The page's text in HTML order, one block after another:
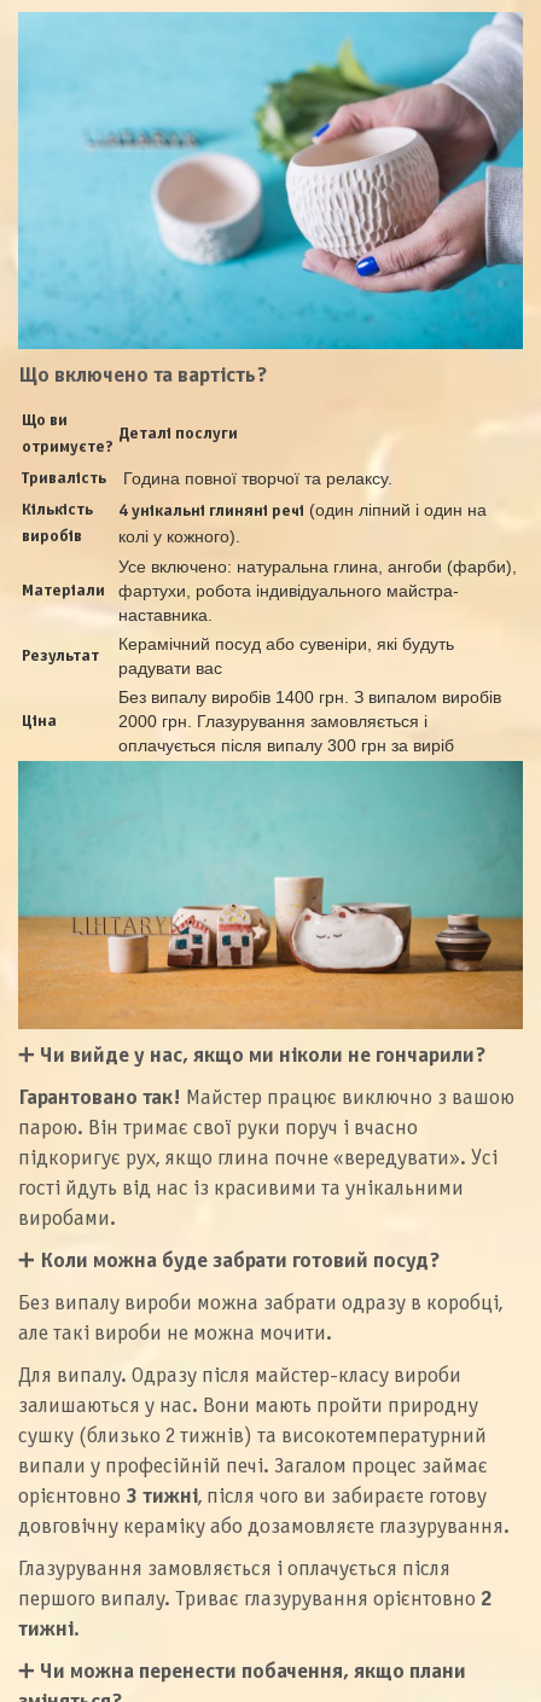
Що включено та вартість?
Що ви
отримуєте?
Деталі послуги
Тривалість Година повної творчої та релаксу.
Кількість
виробів
4 унікальні глиняні речі (один ліпний і один на
колі у кожного).
Матеріали
Усе включено: натуральна глина, ангоби (фарби),
фартухи, робота індивідуального майстра-
наставника.
Результат
Керамічний посуд або сувеніри, які будуть
радувати вас
Ціна
Без випалу виробів 1400 грн. З випалом виробів
2000 грн. Глазурування замовляється і
оплачується після випалу 300 грн за виріб
➕ Чи вийде у нас, якщо ми ніколи не гончарили?
Гарантовано так! Майстер працює виключно з вашою
парою. Він тримає свої руки поруч і вчасно
підкоригує рух, якщо глина почне «вередувати». Усі
гості йдуть від нас із красивими та унікальними
виробами.
➕ Коли можна буде забрати готовий посуд?
Без випалу вироби можна забрати одразу в коробці,
але такі вироби не можна мочити.
Для випалу. Одразу після майстер-класу вироби
залишаються у нас. Вони мають пройти природну
сушку (близько 2 тижнів) та високотемпературний
випали у професійній печі. Загалом процес займає
орієнтовно 3 тижні, після чого ви забираєте готову
довговічну кераміку або дозамовляєте глазурування.
Глазурування замовляється і оплачується після
першого випалу. Триває глазурування орієнтовно 2
тижні.
➕ Чи можна перенести побачення, якщо плани